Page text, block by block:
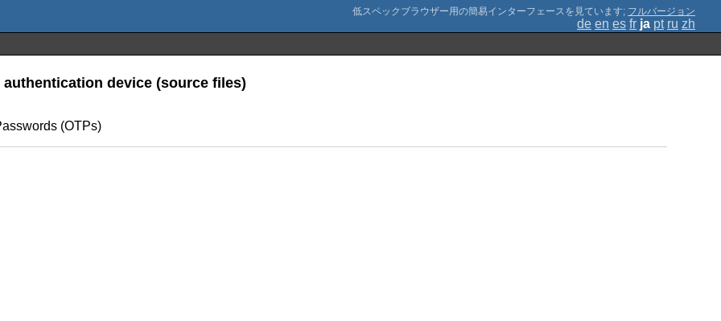
; フルバージョン
de en es fr ja pt ru zh
device (source files)
(OTPs)